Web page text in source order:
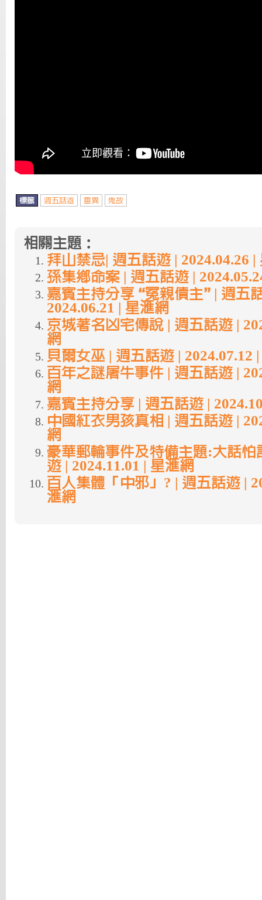
標籤 週五話遊 靈異 鬼故
相關主題：
拜山禁忌| 週五話遊 | 2024.04.26 |
孫集鄉命案 | 週五話遊 |
嘉賓主持分享 “冤親債主” | 週五
2024.06.21 | 星滙網
京城著名凶宅傳說 | 週五話遊 |
網
貝爾女巫 | 週五話遊 | 2024.07.12
百年之謎屠牛事件 | 週五話遊 |
網
嘉賓主持分享 | 週五話遊 |
中國紅衣男孩真相 | 週五話遊 |
網
豪華郵輪事件及特備主題:大話怕
遊 | 2024.11.01 | 星滙網
百人集體「中邪」? | 週五話遊 |
滙網